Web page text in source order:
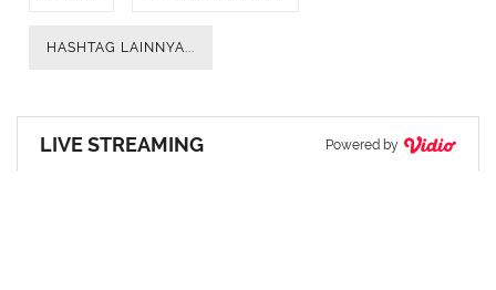
HASHTAG LAINNYA...
LIVE STREAMING Powered by